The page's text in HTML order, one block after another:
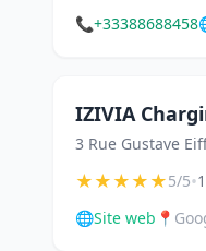
📞+33388688458
IZIVIA
3 Rue Gustave
★★★★★5/5•
🌐Site web 📍